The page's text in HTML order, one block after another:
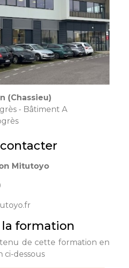
(Chassieu)
- Bâtiment A
Mitutoyo
formation
de cette formation en
ci-dessous